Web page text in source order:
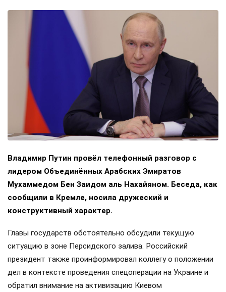
Владимир Путин провёл телефонный разговор с
лидером Объединённых Арабских Эмиратов
Мухаммедом Бен Заидом аль Нахайяном. Беседа, как
сообщили в Кремле, носила дружеский и
конструктивный характер.
Главы государств обстоятельно обсудили текущую
ситуацию в зоне Персидского залива. Российский
президент также проинформировал коллегу о положении
дел в контексте проведения спецоперации на Украине и
обратил внимание на активизацию Киевом